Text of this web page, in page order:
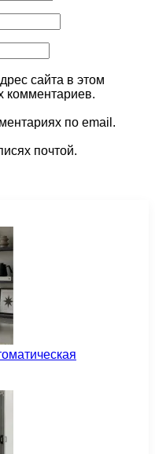
сайта в этом
комментариев.
по email.
почтой.